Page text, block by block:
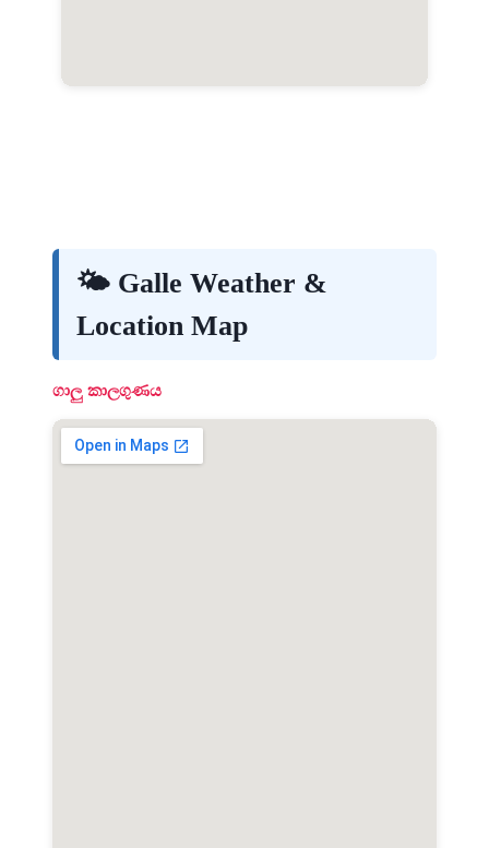
🌤️ Galle Weather &
Location Map
ගාලු කාලගුණය